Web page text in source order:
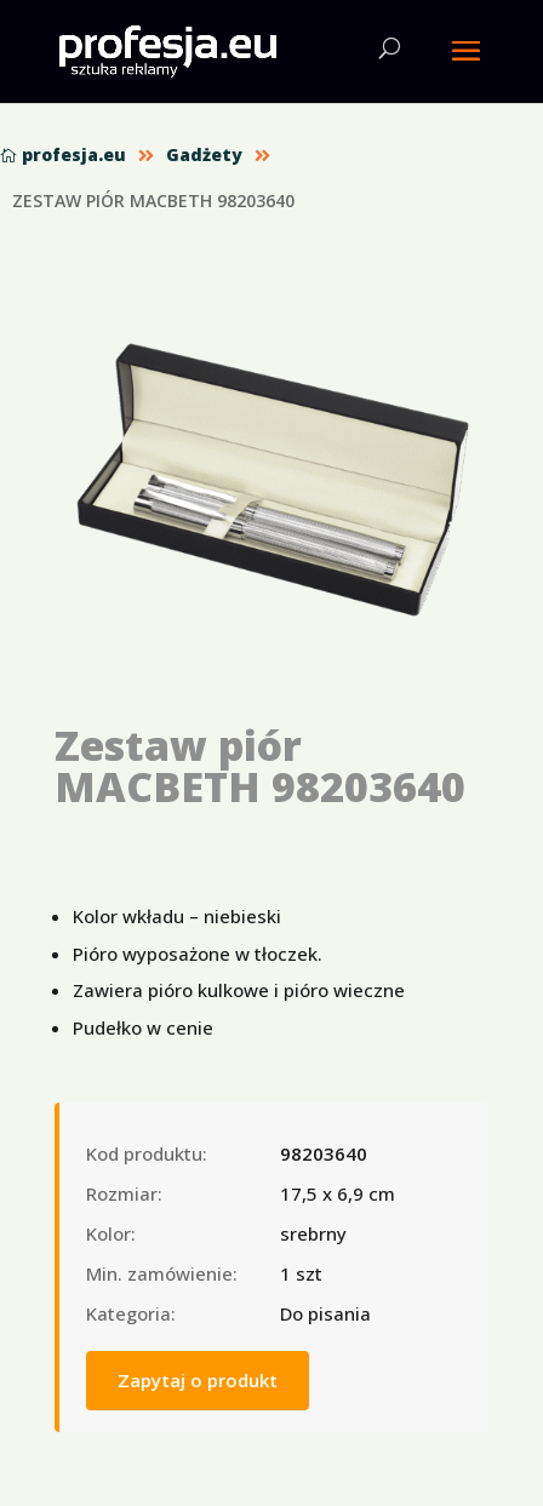
 profesja.eu  Gadżety 
ZESTAW PIÓR MACBETH 98203640
Zestaw piór
MACBETH 98203640
Kolor wkładu – niebieski
Pióro wyposażone w tłoczek.
Zawiera pióro kulkowe i pióro wieczne
Pudełko w cenie
Kod produktu:
98203640
Rozmiar:
17,5 x 6,9 cm
Kolor:
srebrny
Min. zamówienie:
1 szt
Kategoria:
Do pisania
Zapytaj o produkt